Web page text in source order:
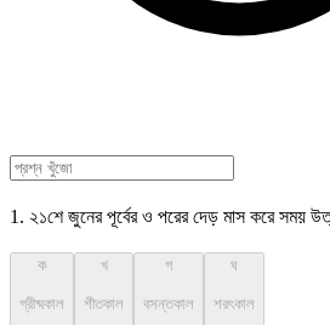
1. ২১শে জুনের পূর্বের ও পরের দেড় মাস করে সময়
ক
গ্রীষ্মকাল
খ
শীতকাল
গ
বসন্তকাল
ঘ
শরৎকাল